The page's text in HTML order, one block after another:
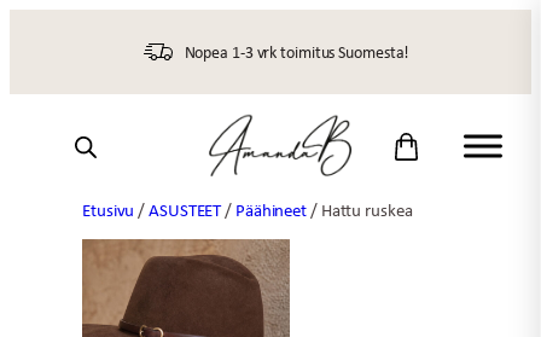
Nopea 1-3 vrk toimitus Suomesta!
Etusivu /ASUSTEET/ Päähineet/ Hattu ruskea